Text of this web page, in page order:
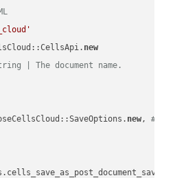
new
| The document name.
new, #